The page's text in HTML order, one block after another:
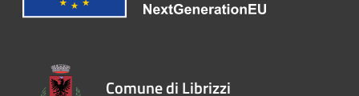
Comune di Librizzi